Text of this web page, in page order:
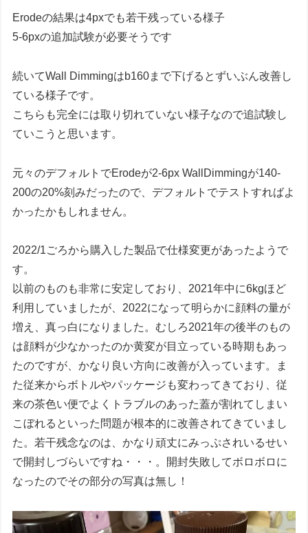
Erodeの結果は4pxでも若干残っている様子
5-6pxの追加試験が必要そうです
続いてWall Dimmingはb160まで下げるとずいぶん改善し
ている様子です。
こちらも完全には取り切れていない様子なので追試験し
ていこうと思います。
元々のデフォルトでErodeが2-6px WallDimmingが140-
200の20%刻みだったので、デフォルトでテストすればよ
かったかもしれません。
2022/1ごろから購入した製品で仕様変更があったようで
す。
以前のものも非常に安定しており、2021年中に6kgほど
利用していましたが、2022になって明らかに顔料の量が
増え、真っ白になりました。むしろ2021年の後半のもの
は顔料が少なかったのか黄変が目立っている時期もあっ
たのですが、かなり良い方向に改善が入っています。ま
た従来からボトルやパッケージも変わってきており、従
来の茶色い便でよくトラブルのあった蓋が割れてしまい
こぼれるといった問題が根本的に改善されてきていまし
た。若干残念なのは、かなり頑丈にみっぷされいるせい
で開封しづらいですね・・・。開封失敗してボロボロに
なったのでその部分の写真は無し！